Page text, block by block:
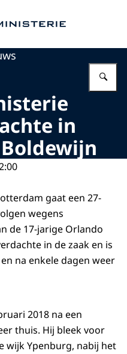
in
gaat een 27-
wegens
de 17-jarige Orlando
in de zaak en is
na enkele dagen weer
2018 na een
thuis. Hij bleek voor
wijk Ypenburg, nabij het